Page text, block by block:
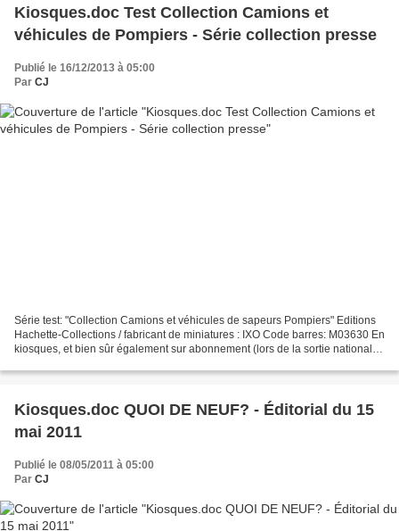
Kiosques.doc Test Collection Camions et
véhicules de Pompiers - Série collection presse
Publié le 16/12/2013 à 05:00
Par CJ
Série test: "Collection Camions et véhicules de sapeurs Pompiers" Editions
Hachette-Collections / fabricant de miniatures : IXO Code barres: M03630 En
kiosques, et bien sûr également sur abonnement (lors de la sortie nationale)
Kiosques.doc QUOI DE NEUF? - Éditorial du 15
mai 2011
Publié le 08/05/2011 à 05:00
Par CJ